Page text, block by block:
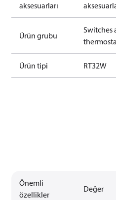
aksesuarları
Ürün grubu
Switches
Ürün tipi RT32W
Önemli
özellikler
Değer